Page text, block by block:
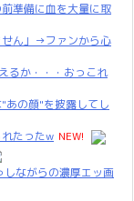
準備に血を大量に取
せん」→ファンから心
るか・・・おっこれ
あの顔"を披露してし
たったw NEW!
ながらの濃厚エッ画